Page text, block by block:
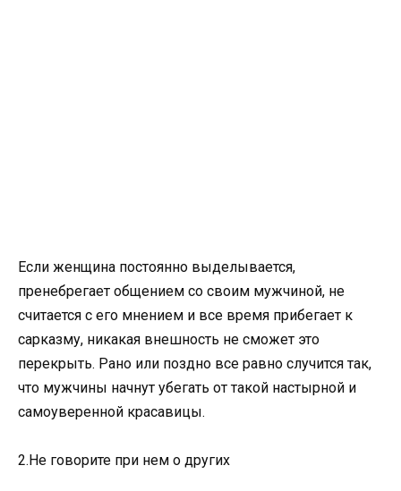
Если женщина постоянно выделывается,
пренебрегает общением со своим мужчиной, не
считается с его мнением и все время прибегает к
сарказму, никакая внешность не сможет это
перекрыть. Рано или поздно все равно случится так,
что мужчины начнут убегать от такой настырной и
самоуверенной красавицы.
2.Не говорите при нем о других